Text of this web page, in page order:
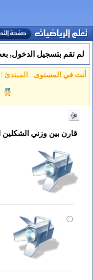
لم تقم بتسجيل الدخول,
أنت في المستوى المبتدئ
قارن بين وزني الشكلين